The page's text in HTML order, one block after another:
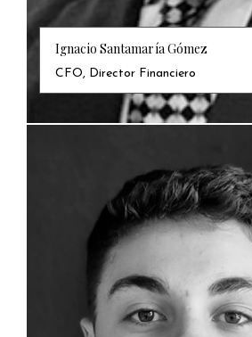
Ignacio Santamaría Gómez
CFO, Director Financiero